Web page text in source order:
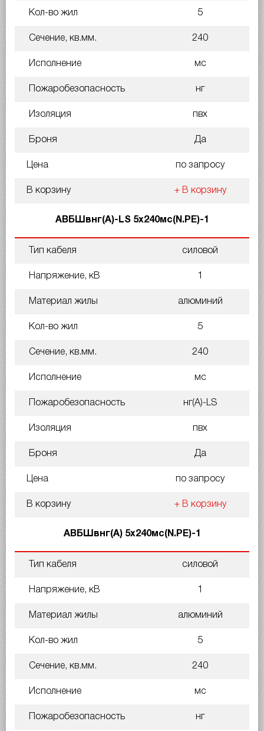
Кол-во жил 5
Сечение, кв.мм. 240
Исполнение мс
Пожаробезопасность нг
Изоляция пвх
Броня Да
Цена по запросу
В корзину + В корзину
АВБШвнг(A)-LS 5х240мс(N.PE)-1
Тип кабеля силовой
Напряжение, кВ 1
Материал жилы алюминий
Кол-во жил 5
Сечение, кв.мм. 240
Исполнение мс
Пожаробезопасность нг(A)-LS
Изоляция пвх
Броня Да
Цена по запросу
В корзину + В корзину
АВБШвнг(А) 5х240мс(N.PE)-1
Тип кабеля силовой
Напряжение, кВ 1
Материал жилы алюминий
Кол-во жил 5
Сечение, кв.мм. 240
Исполнение мс
Пожаробезопасность нг